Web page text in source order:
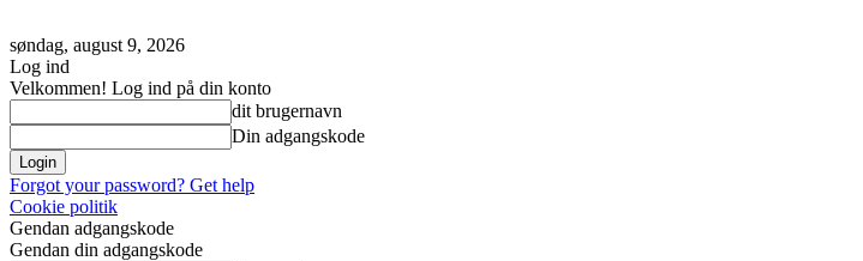
søndag, august 9, 2026
Log ind
Velkommen! Log ind på din konto
dit brugernavn
Din adgangskode
Forgot your password? Get help
Cookie politik
Gendan adgangskode
Gendan din adgangskode